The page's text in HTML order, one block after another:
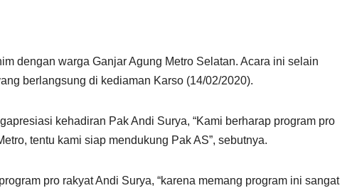
dengan warga Ganjar Agung Metro Selatan. Acara ini selain
berlangsung di kediaman Karso (14/02/2020).
kehadiran Pak Andi Surya, “Kami berharap program pro
tentu kami siap mendukung Pak AS”, sebutnya.
pro rakyat Andi Surya, “karena memang program ini sangat